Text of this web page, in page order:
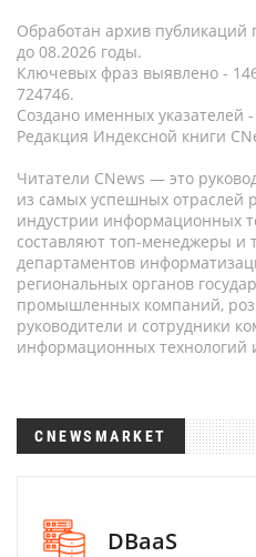
Обработан архив публикаций
до 08.2026 годы.
Ключевых фраз выявлено -
724746.
Создано именных указателей
Редакция Индексной книги
Читатели CNews — это
из самых успешных отраслей
индустрии информационных
составляют топ-менеджеры и
департаментов
региональных органов
промышленных компаний,
руководители и сотрудники
информационных технологий
CNEWSMARKET
DBaaS